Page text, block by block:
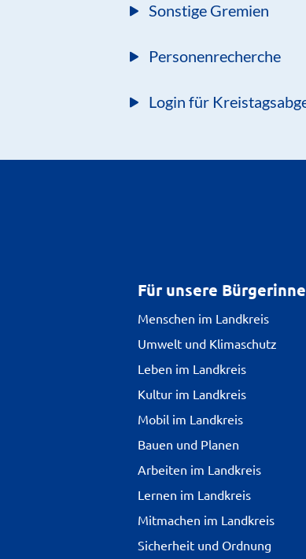
Sonstige Gremien
Personenrecherche
Login für
Für unsere
Menschen im Landkreis
Umwelt und Klimaschutz
Leben im Landkreis
Kultur im Landkreis
Mobil im Landkreis
Bauen und Planen
Arbeiten im Landkreis
Lernen im Landkreis
Mitmachen im Landkreis
Sicherheit und Ordnung